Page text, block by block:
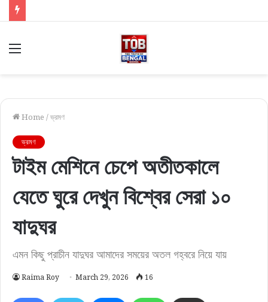
Menu
Home /ভ্রমণ
ভ্রমণ
টাইম মেশিনে চেপে অতীতকালে
যেতে ঘুরে দেখুন বিশ্বের সেরা ১০
যাদুঘর
এমন কিছু প্রাচীন যাদুঘর আমাদের সময়ের অতল গহ্বরে নিয়ে যায়
Raima Roy March 29, 2026 16